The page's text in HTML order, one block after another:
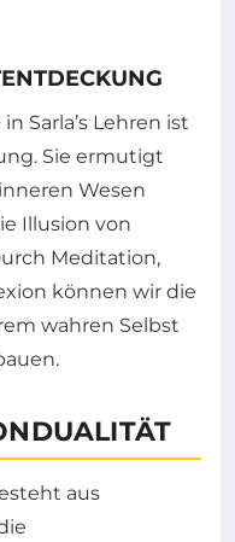
Sarla’s Lehren ist
Sie ermutigt
Wesen
Illusion von
Meditation,
können wir die
wahren Selbst
aus